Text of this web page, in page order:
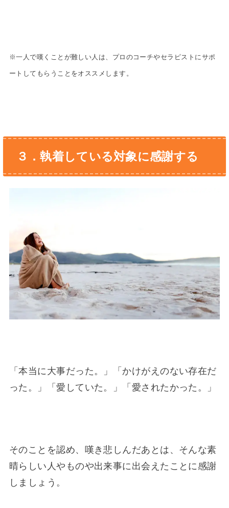
※一人で嘆くことが難しい人は、プロのコーチやセラピストにサポ
ートしてもらうことをオススメします。
３．執着している対象に感謝する
「本当に大事だった。」「かけがえのない存在だ
った。」「愛していた。」「愛されたかった。」
そのことを認め、嘆き悲しんだあとは、そんな素
晴らしい人やものや出来事に出会えたことに感謝
しましょう。